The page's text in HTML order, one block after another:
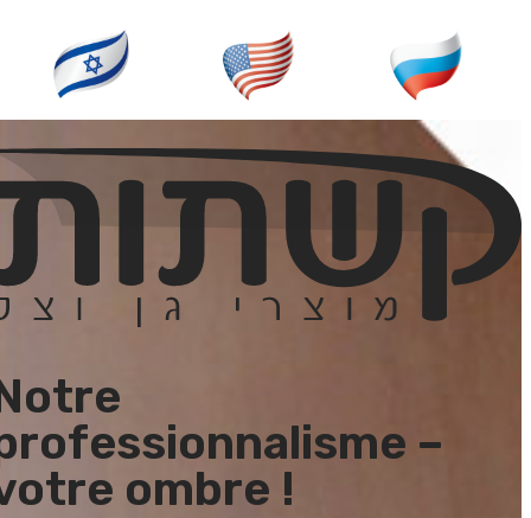
Notre
professionnalisme –
votre ombre !